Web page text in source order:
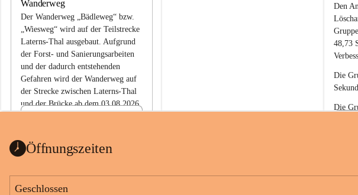
Wanderweg
Der Wanderweg „Bädleweg“ bzw.
„Wiesweg“ wird auf der Teilstrecke
Laterns-Thal ausgebaut. Aufgrund
der Forst- und Sanierungsarbeiten
und der dadurch entstehenden
Gefahren wird der Wanderweg auf
der Strecke zwischen Laterns-Thal
und der Brücke ab dem 03.08.2026
ht
1 Seite•0,1 MB
l
l
i
g
e
F
e
u
e
r
w
t
Den
48,73
Die
Die
Öffnungszeiten
Geschlossen